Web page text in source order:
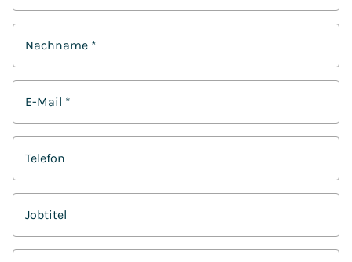
Nachname *
E-Mail *
Telefon
Jobtitel